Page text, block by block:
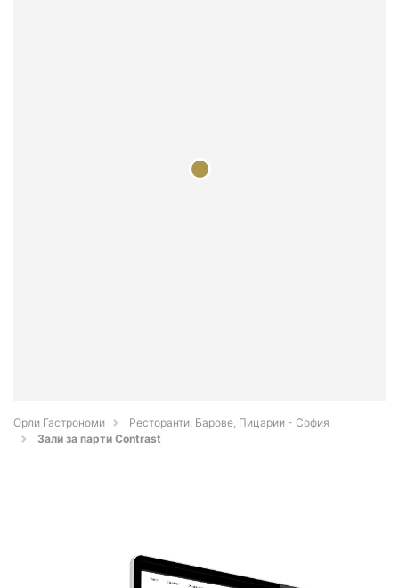
Орли Гастрономи
Ресторанти, Барове, Пицарии - София
Зали за парти Contrast